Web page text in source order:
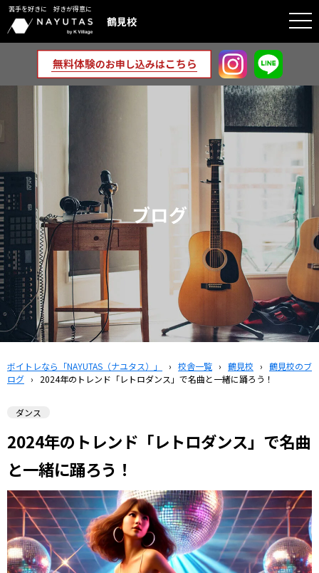
苦手を好きに 好きが得意に
鶴見校
ブログ
ボイトレなら「NAYUTAS（ナユタス）」 › 校舎一覧 › 鶴見校 › 鶴見校のブ
ログ › 2024年のトレンド「レトロダンス」で名曲と一緒に踊ろう！
ダンス
2024年のトレンド「レトロダンス」で名曲
と一緒に踊ろう！